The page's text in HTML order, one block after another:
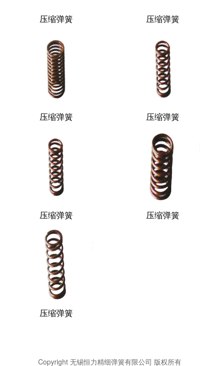
压缩弹簧 压缩弹簧
压缩弹簧 压缩弹簧
压缩弹簧 压缩弹簧
压缩弹簧
Copyright 无锡恒力精细弹簧有限公司 版权所有